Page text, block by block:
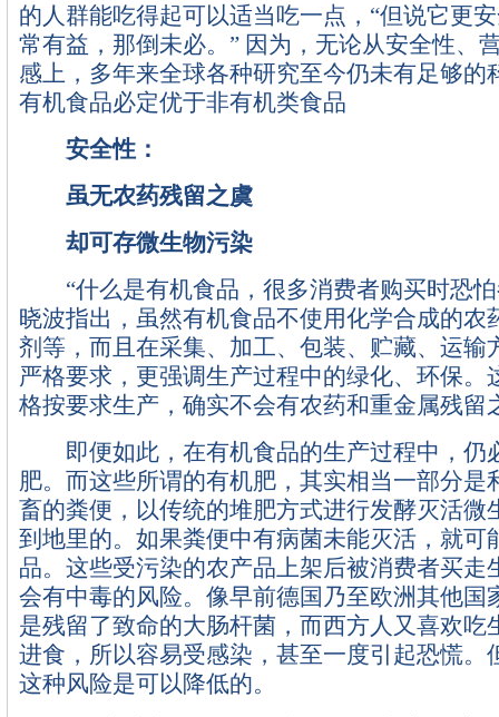
的人群能吃得起可以适当吃一点，“但说它更
常有益，那倒未必。” 因为，无论从安全性、
感上，多年来全球各种研究至今仍未有足够的
有机食品必定优于非有机类食品
安全性：
虽无农药残留之虞
却可存微生物污染
“什么是有机食品，很多消费者购买时恐怕
晓波指出，虽然有机食品不使用化学合成的农
剂等，而且在采集、加工、包装、贮藏、运输
严格要求，更强调生产过程中的绿化、环保。
格按要求生产，确实不会有农药和重金属残留
即便如此，在有机食品的生产过程中，仍
肥。而这些所谓的有机肥，其实相当一部分是
畜的粪便，以传统的堆肥方式进行发酵灭活微
到地里的。如果粪便中有病菌未能灭活，就可
品。这些受污染的农产品上架后被消费者买走
会有中毒的风险。像早前德国乃至欧洲其他国
是残留了致命的大肠杆菌，而西方人又喜欢吃
进食，所以容易受感染，甚至一度引起恐慌。
这种风险是可以降低的。